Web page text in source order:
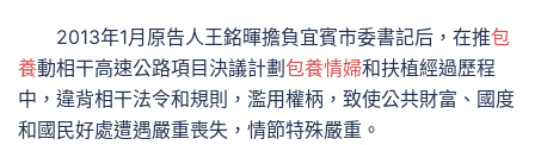
2013年1月原告人王銘暉擔負宜賓市委書記后，在推包
養動相干高速公路項目決議計劃 包養情婦和扶植經過歷程
中，違背相干法令和規則，濫用權柄，致使公共財富、國度
和國民好處遭遇嚴重喪失，情節特殊嚴重。